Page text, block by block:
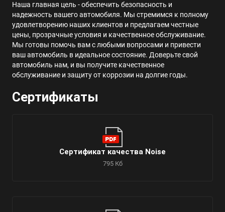
Наша главная цель - обеспечить безопасность и
надежность вашего автомобиля. Мы стремимся к полному
удовлетворению наших клиентов и предлагаем честные
цены, прозрачные условия и качественное обслуживание.
Мы готовы помочь вам с любыми вопросами и привести
ваш автомобиль в идеальное состояние. Доверьте свой
автомобиль нам, и вы получите качественное
обслуживание и защиту от коррозии на долгие годы.
Сертификаты
Сертификат качества Noise
795 Кб